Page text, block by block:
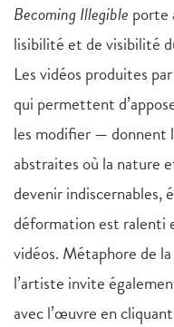
Becoming Illegible porte
lisibilité et de visibilité
Les vidéos produites
qui permettent
les modifier — donnent
abstraites où la nature
devenir indiscernables,
déformation est ralenti
vidéos. Métaphore de
l’artiste invite
avec l’œuvre en